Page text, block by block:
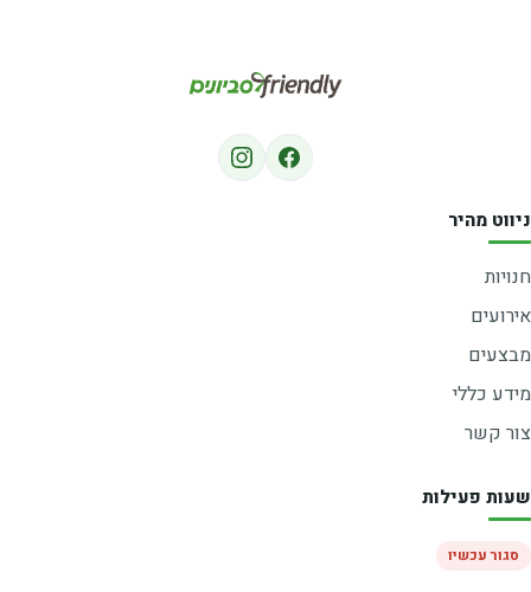
ניווט מהיר
חנויות
אירועים
מבצעים
מידע כללי
צור קשר
שעות פעילות
סגור עכשיו